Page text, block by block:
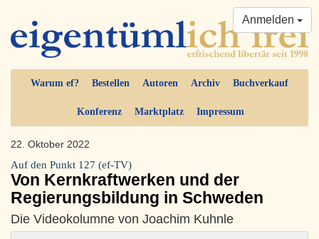
Warum ef? Bestellen Autoren Archiv Buchverkauf
Konferenz Marktplatz Impressum
Anmelden
22. Oktober 2022
Auf den Punkt 127 (ef-TV)
Von Kernkraftwerken und der
Regierungsbildung in Schweden
Die Videokolumne von Joachim Kuhnle